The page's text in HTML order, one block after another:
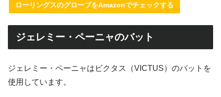
ローリングスのグローブをAmazonでチェックする
ジェレミー・ペーニャのバット
ジェレミー・ペーニャはビクタス（VICTUS）のバットを
使用しています。